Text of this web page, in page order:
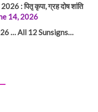
: पितृ कृपा, ग्रह दोष शांति
14, 2026
… All 12 Sunsigns…